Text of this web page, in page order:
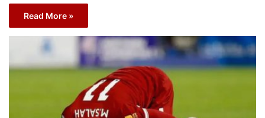
Read More »